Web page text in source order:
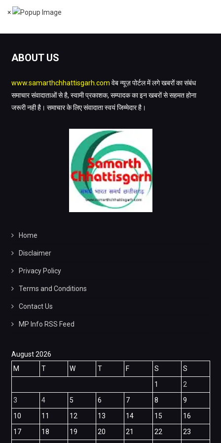
×
ABOUT US
www.samarthchhattisgarh.com वेब न्यूज़ पोर्टल में लगे खबरों का संबंध
समाचार संवादाताओं से है, स्वामी प्रकाशक, सम्पादक का इन खबरों से सहमत होना
जरूरी नही है। समाचार के लिए संवादाता स्वयं जिम्मेदार है।
Home
Disclaimer
Privacy Policy
Terms and Conditions
Contact Us
MP Info RSS Feed
August 2026
M
T W T F S
S
1
2
3
4 5 6 7 8
9
10
11 12 13 14 15
16
17
18 19 20 21 22
23